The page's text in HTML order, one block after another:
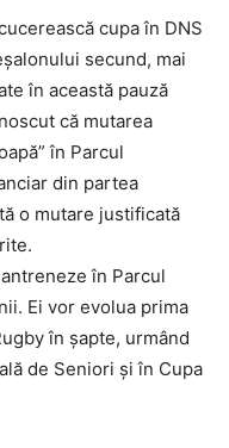
cupa în DNS
secund, mai
în această pauză
că mutarea
în Parcul
din partea
o mutare justificată
în Parcul
Ei vor evolua prima
în şapte, urmând
de Seniori şi în Cupa